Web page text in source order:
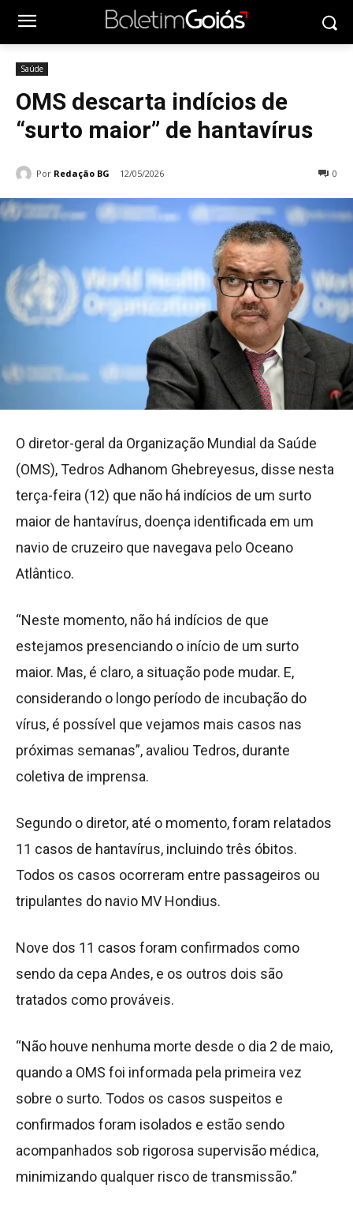
Saúde
OMS descarta indícios de
“surto maior” de hantavírus
Por Redação BG 12/05/2026 0
O diretor-geral da Organização Mundial da Saúde
(OMS), Tedros Adhanom Ghebreyesus, disse nesta
terça-feira (12) que não há indícios de um surto
maior de hantavírus, doença identificada em um
navio de cruzeiro que navegava pelo Oceano
Atlântico.
“Neste momento, não há indícios de que
estejamos presenciando o início de um surto
maior. Mas, é claro, a situação pode mudar. E,
considerando o longo período de incubação do
vírus, é possível que vejamos mais casos nas
próximas semanas”, avaliou Tedros, durante
coletiva de imprensa.
Segundo o diretor, até o momento, foram relatados
11 casos de hantavírus, incluindo três óbitos.
Todos os casos ocorreram entre passageiros ou
tripulantes do navio MV Hondius.
Nove dos 11 casos foram confirmados como
sendo da cepa Andes, e os outros dois são
tratados como prováveis.
“Não houve nenhuma morte desde o dia 2 de maio,
quando a OMS foi informada pela primeira vez
sobre o surto. Todos os casos suspeitos e
confirmados foram isolados e estão sendo
acompanhados sob rigorosa supervisão médica,
minimizando qualquer risco de transmissão.”